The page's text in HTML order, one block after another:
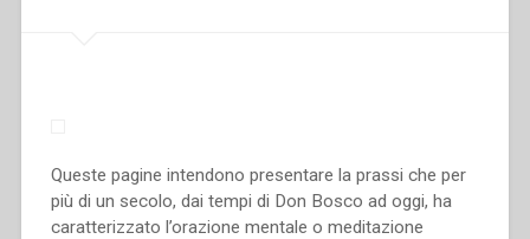
Queste pagine intendono presentare la prassi che per
più di un secolo, dai tempi di Don Bosco ad oggi, ha
caratterizzato l’orazione mentale o meditazione